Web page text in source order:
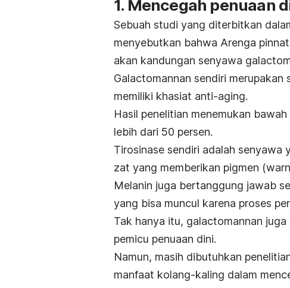
1. Mencegah penuaan
Sebuah studi yang diterbitkan
menyebutkan bahwa Arenga
akan kandungan senyawa
Galactomannan sendiri merupakan
memiliki khasiat anti-aging.
Hasil penelitian menemukan bawah
lebih dari 50 persen.
Tirosinase sendiri adalah senyawa
zat yang memberikan pigmen
Melanin juga bertanggung jawab
yang bisa muncul karena proses
Tak hanya itu, galactomannan juga
pemicu penuaan dini.
Namun, masih dibutuhkan
manfaat kolang-kaling dalam